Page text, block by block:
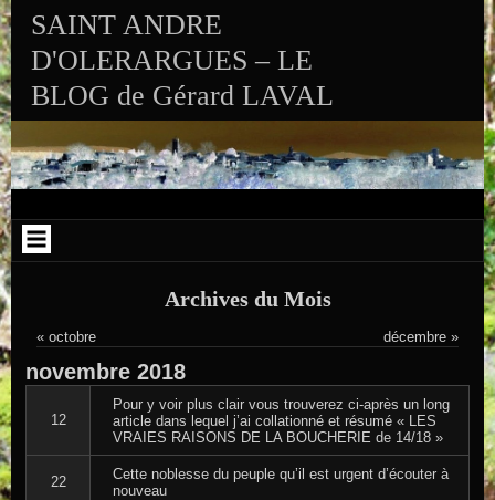
Skip to VISITS_COUNTER_WIDGET
SAINT ANDRE
D'OLERARGUES – LE
BLOG de Gérard LAVAL
Archives du Mois
« octobre décembre »
novembre 2018
12
Pour y voir plus clair vous trouverez ci-après un long
article dans lequel j’ai collationné et résumé « LES
VRAIES RAISONS DE LA BOUCHERIE de 14/18 »
22
Cette noblesse du peuple qu’il est urgent d’écouter à
nouveau